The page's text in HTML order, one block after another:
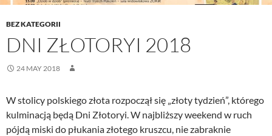
BEZ KATEGORII
DNI ZŁOTORYI 2018
24 MAY 2018
W stolicy polskiego złota rozpoczął się „złoty tydzień”, którego
kulminacją będą Dni Złotoryi. W najbliższy weekend w ruch
pójdą miski do płukania złotego kruszcu, nie zabraknie